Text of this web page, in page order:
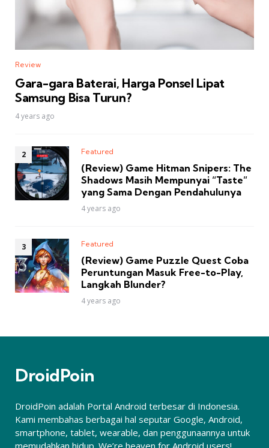
Review
Gara-gara Baterai, Harga Ponsel Lipat
Samsung Bisa Turun?
4 years ago
Featured
(Review) Game Hitman Snipers: The
Shadows Masih Mempunyai “Taste”
yang Sama Dengan Pendahulunya
4 years ago
Featured
(Review) Game Puzzle Quest Coba
Peruntungan Masuk Free-to-Play,
Langkah Blunder?
4 years ago
DroidPoin
DroidPoin adalah Portal Android terbesar di Indonesia.
Kami membahas berbagai hal seputar Google, Android,
smartphone, tablet, wearable, dan penggunaannya untuk